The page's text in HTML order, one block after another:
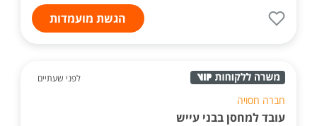
הגשת מועמדות
לפני שעתיים
חברה חסויה
עובד למחסן בבני עייש